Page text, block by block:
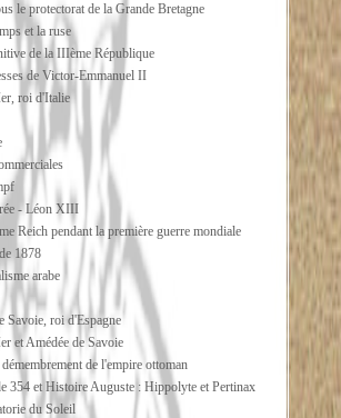
le protectorat de la Grande Bretagne
et la ruse
de la IIIème République
de Victor-Emmanuel II
roi d'Italie
- Léon XIII
Reich pendant la première guerre mondiale
1878
arabe
Savoie, roi d'Espagne
et Amédée de Savoie
de l'empire ottoman
354 et Histoire Auguste : Hippolyte et Pertinax
du Soleil